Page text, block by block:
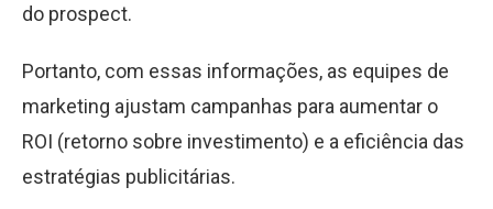
do prospect.
Portanto, com essas informações, as equipes de
marketing ajustam campanhas para aumentar o
ROI (retorno sobre investimento) e a eficiência das
estratégias publicitárias.